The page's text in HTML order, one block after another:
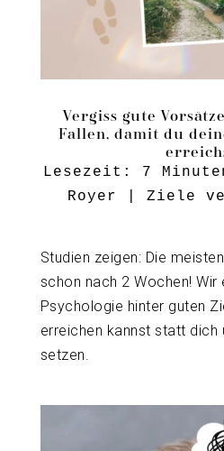
Vergiss gute
Fallen, damit du
Lesezeit: 7
Royer
|Ziele
Studien zeigen: Die
schon nach 2 Wochen! Wir
Psychologie hinter guten
erreichen kannst statt dich
setzen.